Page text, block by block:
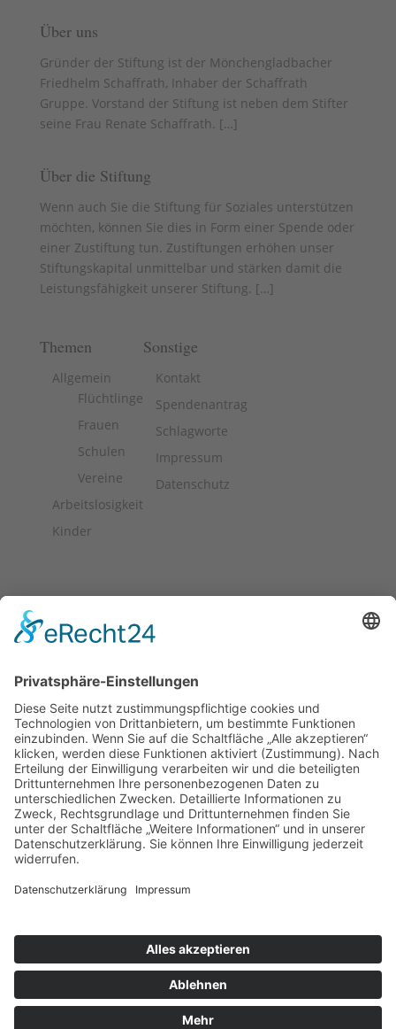
Über uns
Gründer der Stiftung ist der Mönchengladbacher
Friedhelm Schaffrath, Inhaber der Schaffrath
Gruppe. Vorstand der Stiftung ist neben dem Stifter
seine Frau Renate Schaffrath. […]
Über die Stiftung
Wenn auch Sie die Stiftung für Soziales unterstützen
möchten, können Sie dies in Form einer Spende oder
einer Zustiftung tun. Zustiftungen erhöhen unser
Stiftungskapital unmittelbar und stärken damit die
Leistungsfähigkeit unserer Stiftung. […]
Themen
Allgemein
Flüchtlinge
Frauen
Schulen
Vereine
Arbeitslosigkeit
Kinder
Sonstige
Kontakt
Spendenantrag
Schlagworte
Impressum
Datenschutz
Stiftung
Fördermittel für die Jugend- und Altenhilfe sowie für
in Mönchengladbach, Düsseldorf und Krefeld zur
Verfügung. […]
Datenschutz
Cookie-Einstellungen
Copyright © 2017-2026 Schaffrath Stiftung für